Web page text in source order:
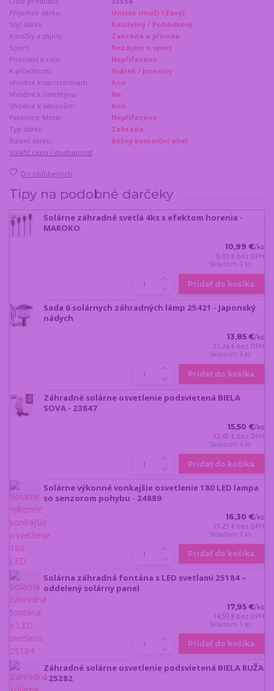
Příjemce dárku:
Unisex (muži i ženy)
Styl dárku:
Kouzelný / Pohádkový
Koníčky a zájmy:
Zahrada a příroda
Sport:
Nezájem o sport
Povolání a role:
Nepřířazeno
K příležitosti:
Svátek / Jmeniny
Vhodné k narozeninám:
Ano
Vhodné k Valentýnu:
Ne
Vhodné k Vánocům:
Ano
Parametr Motiv:
Nepřiřazeno
Typ dárku:
Zahrada
Balení dárku:
Běžný komerční obal
Strážiť cenu / dostupnosť
Do obľúbených
Tipy na podobné darčeky
Solárne záhradné svetlá 4ks s efektom horenia -
MAROKO
10,99 €/ks
8,93 € bez DPH
Skladom 4 ks
Pridať do košíka
Sada 6 solárnych záhradných lámp 25421 - Japonský
nádych
13,85 €/ks
11,26 € bez DPH
Skladom 3 ks
Pridať do košíka
Záhradné solárne osvetlenie podsvietená BIELA
SOVA - 23847
15,50 €/ks
12,60 € bez DPH
Skladom 4 ks
Pridať do košíka
Solárne výkonné vonkajšie osvetlenie 180 LED lampa
so senzorom pohybu - 24889
16,30 €/ks
13,25 € bez DPH
Skladom 3 ks
Pridať do košíka
Solárna záhradná fontána s LED svetlami 25184 –
oddelený solárny panel
17,95 €/ks
14,59 € bez DPH
Skladom 1 ks
Pridať do košíka
Záhradné solárne osvetlenie podsvietená BIELA RUŽA
- 25282